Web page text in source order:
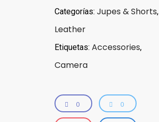
Categorías: Jupes & Shorts,
Leather
Etiquetas: Accessories,
Camera
0 0